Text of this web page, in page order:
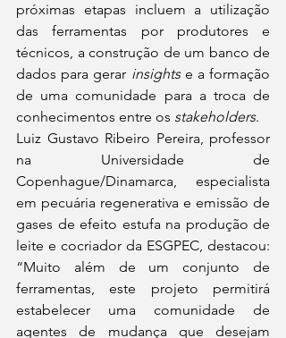
próximas etapas incluem a utilização
das ferramentas por produtores e
técnicos, a construção de um banco de
dados para gerar insights e a formação
de uma comunidade para a troca de
conhecimentos entre os stakeholders.
Luiz Gustavo Ribeiro Pereira, professor
na Universidade de
Copenhague/Dinamarca, especialista
em pecuária regenerativa e emissão de
gases de efeito estufa na produção de
leite e cocriador da ESGPEC, destacou:
“Muito além de um conjunto de
ferramentas, este projeto permitirá
estabelecer uma comunidade de
agentes de mudança que desejam